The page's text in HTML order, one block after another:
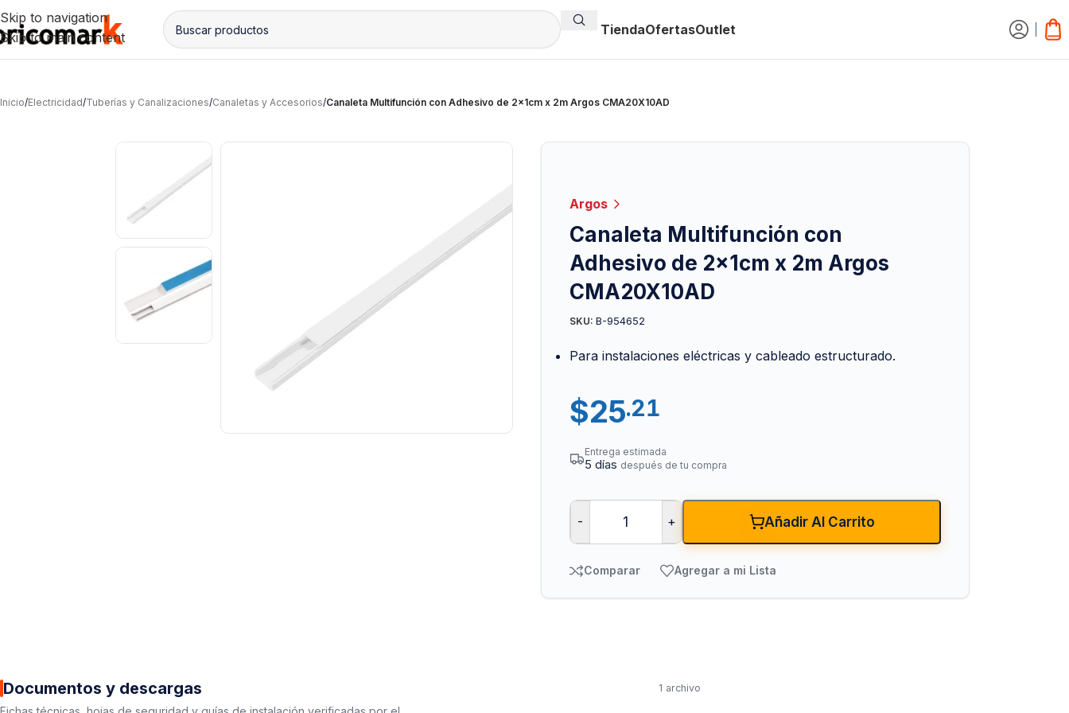
Skip to navigation
Skip to main content
Tienda
Tuberías y Conexiones
Polipropileno PPR
Bombas para Agua
OfertasOutlet
Inicio/Electricidad/Tuberías y Canalizaciones/Canaletas y Accesorios/Canaleta Multifunción con Adhesivo de 2x1cm x 2m Argos CMA20X10AD
Argos
Canaleta Multifunción con
Adhesivo de 2x1cm x 2m Argos
CMA20X10AD
SKU: B-954652
Para instalaciones eléctricas y cableado estructurado.
$25.21
Entrega estimada
5 días después de tu compra
- + Añadir Al Carrito
Comparar Agregar a mi Lista
Documentos y descargas 1 archivo